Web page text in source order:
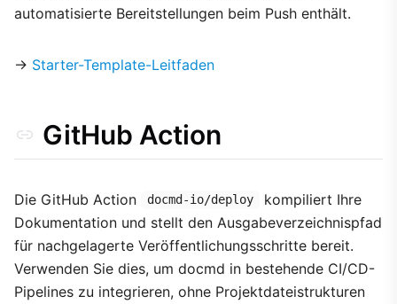
automatisierte Bereitstellungen beim Push enthält.
→ Starter-Template-Leitfaden
GitHub Action
Die GitHub Action docmd-io/deploy
kompiliert Ihre
Dokumentation und stellt den Ausgabeverzeichnispfad
für nachgelagerte Veröffentlichungsschritte bereit.
Verwenden Sie dies, um docmd in bestehende CI/CD-
Pipelines zu integrieren, ohne Projektdateistrukturen